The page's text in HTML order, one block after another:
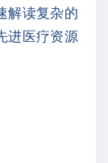
解读复杂的
进医疗资源